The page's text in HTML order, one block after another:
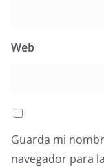
Web
Guarda mi
navegador para